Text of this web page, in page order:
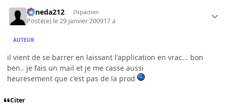
keneda212 INpactien
Posté(e) le 29 janvier 200917 a
AUTEUR
il vient de se barrer en laissant l'application en vrac... bon
ben.. je fais un mail et je me casse aussi
heuresement que c'est pas de la prod
Citer